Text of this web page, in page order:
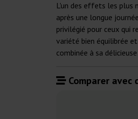
L'un des effets les plus
après une longue
privilégié pour ceux qui
variété bien équilibrée
combinée à sa
Comparer avec